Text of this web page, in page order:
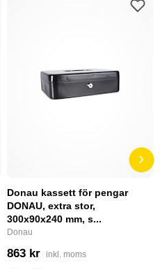
Donau kassett för pengar
DONAU, extra stor,
300x90x240 mm, s...
Donau
863 kr inkl. moms